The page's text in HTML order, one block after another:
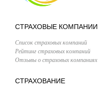
СТРАХОВЫЕ КОМПАНИИ
Список страховых компаний
Рейтинг страховых компаний
Отзывы о страховых компаниях
СТРАХОВАНИЕ